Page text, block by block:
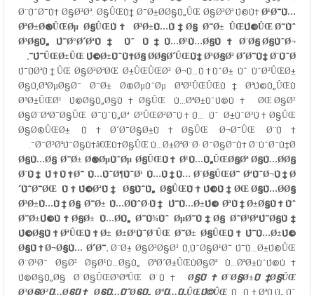
Ø¨ÙˆØ¯Ù‡ Ø§Ø³Øª. Ø§ÛŒÙ† Ø¯Ø±Ø­Ø§Ù„ÛŒ Ø§Ø³Øª Ú©Ù‡Ø¹Ø¯Ù…
ØªØ±Ø®ÛŒØµ Ø§ÛŒÙ† Ø³Ø±Ù…Ù‡Ø§ Ø¯Ø± ÛŒÚ©ÛŒ Ø¯Ùˆ
Ø³Ø§Ù„ Ú¯Ø°Ø´ØªÙ‡ Ùˆ Ù‡Ù…Ø²Ù…Ø§Ù† Ø¨Ø§ Ø§ÙˆØ¬
Ú¯ÛŒØ±ÛŒ Ú©Ø±ÙˆÙ†Ø§ Ø­Ø§Ø´ÛŒÙ‡ Ø³Ø§Ø² Ø´Ø¯Ù‡ Ø¨ÙˆØ¯.
Ú¯ÙØªÙ†ÛŒ Ø§Ø³ØªØŒ Ø±ÛŒÛŒØ³ Ø¬Ù…Ù‡ÙˆØ± Ùˆ ÙˆØ²ÛŒØ±
Ø§Ù‚ØªØµØ§Ø¯ Ø¯Ø± Ø®ØµÙˆØµ ØªØ¹ÛŒÛŒÙ† ØªÚ©Ù„ÛŒÙ
Ø³Ø±ÛŒØ¹ Ú©Ø§Ù„Ø§Ù‡Ø§ÛŒ Ù…ØªØ±ÙˆÚ©Ù‡ ØŒ Ø§Ø²
Ø§Ø¨ØªØ¯Ø§ÛŒ Ø¯ÙˆÙ„Øª Ø³ÛŒØ²Ø¯Ù‡Ù… Ùˆ Ø±ÙˆØ²Ù‡Ø§ÛŒ
Ø§Ø®ÛŒØ± Ù‡Ø´Ø¯Ø§Ø±Ù‡Ø§ÛŒ Ø¬Ø¯ÛŒ Ø¨Ù‡
Ø¯Ø³ØªÚ¯Ø§Ù‡â€ŒÙ‡Ø§ÛŒ Ù…Ø±ØªØ¨Ø· Ø¯Ø§Ø¯Ù‡ Ø¨ÙˆØ¯Ù†Ø¯.
Ø§Ù…Ø§ Ø¯Ø± Ø®ØµÙˆØµ Ø§ÛŒÙ† Ø¹Ù…Ù„ÛŒØ§Øª Ø§Ù…Ø­Ø§
Ø¨Ù‡ Ú†Ù†Ø¯ Ù…ÙˆØ¶ÙˆØ¹ Ù…Ù‡Ù… Ø¨Ø§ÛŒØ¯ ØªÙˆØ¬Ù‡ Ø
´ÙˆØ¯ØŒ Ù†Ú©ØªÙ‡ Ø§ÙˆÙ„ Ø§ÛŒÙ†Ú©Ù‡ØŒ Ø§Ù…Ø­Ø§
Ø³Ø±Ù…Ù‡Ø§ Ø¯Ø± Ù…Ø­ÙˆØ·Ù‡ Ú¯Ù…Ø±Ú© ØªÙ‡Ø±Ø§Ù† Ùˆ
Ø¯Ø±Ú©Ù†Ø§Ø± Ù…Ø­Ù„ Ø¯Ù¾Ùˆ ØµØ¯Ù‡Ø§ Ø¯Ø³ØªÚ¯Ø§Ù‡
Ú©Ø§Ù†ØªÛŒÙ†Ø± Ø±Ø³ÙˆØ¨ÛŒ Ø¯Ø± Ø§ÛŒÙ† Ú¯Ù…Ø±Ú©
Ø§Ù†Ø¬Ø§Ù… Ø´Ø¯.Ø¨Ø± Ø§Ø³Ø§Ø³ Ù‚ÙˆØ§Ø¹Ø¯ Ú¯Ù…Ø±Ú©ÛŒ
Ø¨Ø¹Ø¯ Ø§Ø² Ø§Ø¹Ù…Ø§Ù„ ØªØ´Ø±ÛŒÙØ§Øª Ù…ØªØ±ÙˆÚ©Ù‡
Ú©Ø§Ù„Ø§ Ø¨Ø§ÛŒØ³ØªÛŒ Ø¨Ù‡Ø§Ù†Ø¨Ø§Ø±Ù‡Ø§ÛŒ